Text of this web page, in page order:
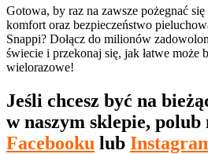
Gotowa, by raz na zawsze pożegnać
komfort oraz bezpieczeństwo
Snappi? Dołącz do milionów
świecie i przekonaj się, jak łatwe może
wielorazowe!
Jeśli chcesz być na
w naszym sklepie,
Facebooku lub